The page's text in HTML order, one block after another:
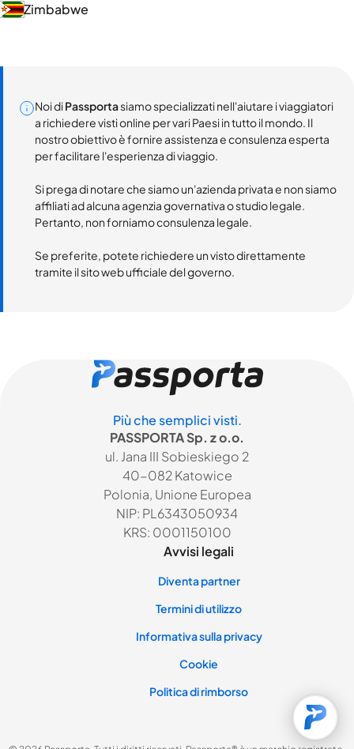
Zimbabwe
Noi diPassportasiamo specializzati nell'aiutare i viaggiatori
a richiedere visti online per vari Paesi in tutto il mondo. Il
nostro obiettivo è fornire assistenza e consulenza esperta
per facilitare l'esperienza di viaggio.
Si prega di notare che siamo un'azienda privata e non siamo
affiliati ad alcuna agenzia governativa o studio legale.
Pertanto, non forniamo consulenza legale.
Se preferite, potete richiedere un visto direttamente
tramite il sito web ufficiale del governo.
Più che semplici visti.
PASSPORTA Sp. z o.o.
ul. Jana III Sobieskiego 2
40-082 Katowice
Polonia, Unione Europea
NIP: PL6343050934
KRS: 0001150100
Avvisi legali
Diventa partner
Termini di utilizzo
Informativa sulla privacy
Cookie
Politica di rimborso